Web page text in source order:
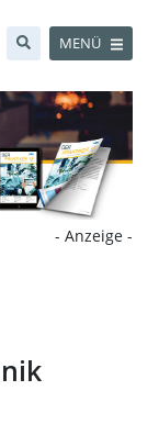
MENÜ
- Anzeige -